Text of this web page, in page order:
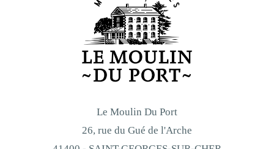
Le Moulin Du Port
26, rue du Gué de l'Arche